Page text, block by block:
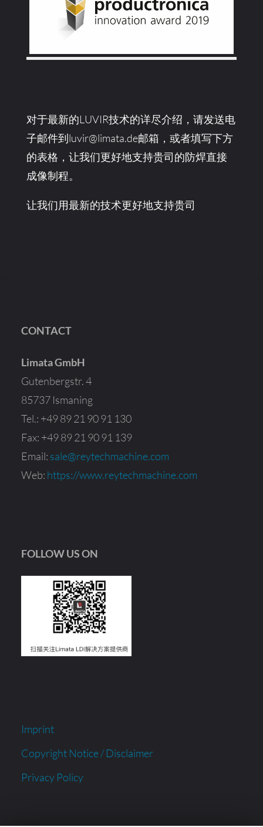
对于最新的LUVIR技术的详尽介绍，请发送电
子邮件到luvir@limata.de邮箱，或者填写下方
的表格，让我们更好地支持贵司的防焊直接
成像制程。
让我们用最新的技术更好地支持贵司
CONTACT
Limata GmbH
Gutenbergstr. 4
85737 Ismaning
Tel.: +49 89 21 90 91 130
Fax: +49 89 21 90 91 139
Email: sale@reytechmachine.com
Web: https://www.reytechmachine.com
FOLLOW US ON
Imprint
Copyright Notice / Disclaimer
Privacy Policy